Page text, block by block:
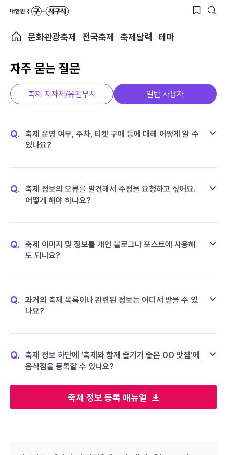
문화관광축제 전국축제 축제달력 테마
자주 묻는 질문
축제 정보 등록 매뉴얼
축제 지자체/유관부서 일반 사용자
Q.
축제 운영 여부, 주차, 티켓 구매 등에 대해 어떻게 알 수
있나요?
Q.
축제 정보의 오류를 발견해서 수정을 요청하고 싶어요.
어떻게 해야 하나요?
Q.
축제 이미지 및 정보를 개인 블로그나 포스트에 사용해
도 되나요?
Q.
과거의 축제 목록이나 관련된 정보는 어디서 받을 수 있
나요?
Q.
축제 정보 하단에 ‘축제와 함께 즐기기 좋은 OO 맛집’에
음식점을 등록할 수 있나요?